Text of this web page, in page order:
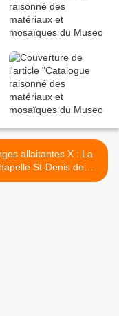
allaitantes X : La
St-Denis de
Seznec à Plogonnec. >